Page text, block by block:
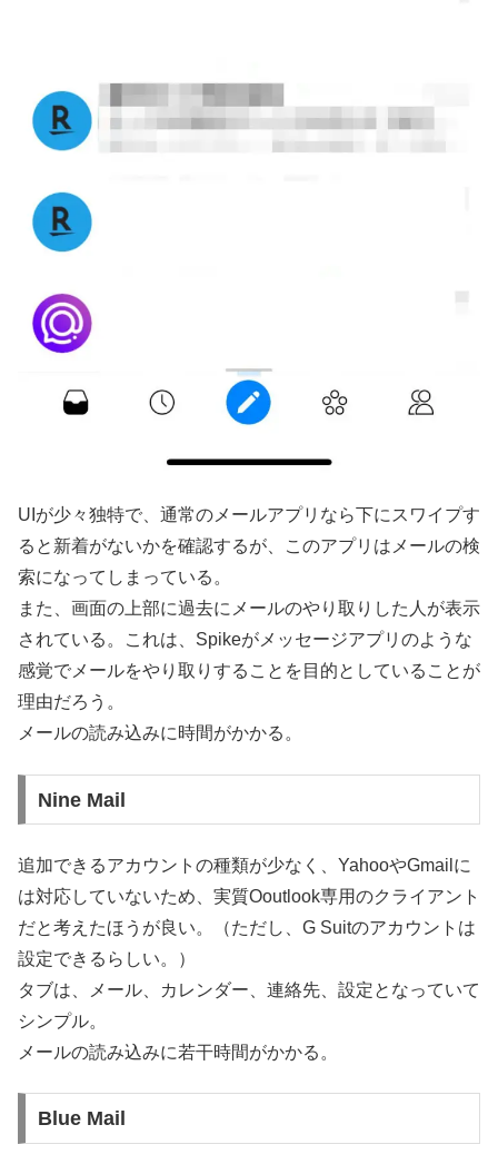
UIが少々独特で、通常のメールアプリなら下にスワイプす
ると新着がないかを確認するが、このアプリはメールの検
索になってしまっている。
また、画面の上部に過去にメールのやり取りした人が表示
されている。これは、Spikeがメッセージアプリのような
感覚でメールをやり取りすることを目的としていることが
理由だろう。
メールの読み込みに時間がかかる。
Nine Mail
追加できるアカウントの種類が少なく、YahooやGmailに
は対応していないため、実質Ooutlook専用のクライアント
だと考えたほうが良い。（ただし、G Suitのアカウントは
設定できるらしい。）
タブは、メール、カレンダー、連絡先、設定となっていて
シンプル。
メールの読み込みに若干時間がかかる。
Blue Mail